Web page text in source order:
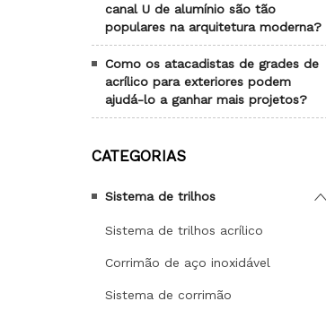
canal U de alumínio são tão
populares na arquitetura moderna?
Como os atacadistas de grades de
acrílico para exteriores podem
ajudá-lo a ganhar mais projetos?
CATEGORIAS
Sistema de trilhos
Sistema de trilhos acrílico
Corrimão de aço inoxidável
Sistema de corrimão